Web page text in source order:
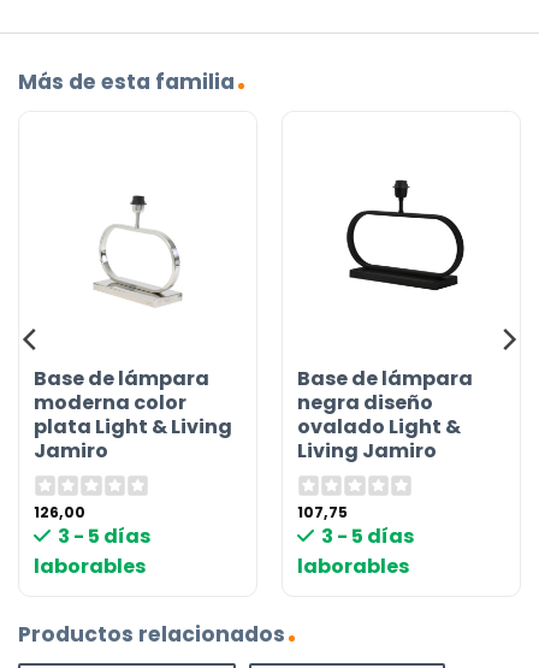
Más de esta familia
Base de lámpara
moderna color
plata Light & Living
Jamiro
126,00
3 - 5 días
laborables
Base de lámpara
negra diseño
ovalado Light &
Living Jamiro
107,75
3 - 5 días
laborables
Productos relacionados